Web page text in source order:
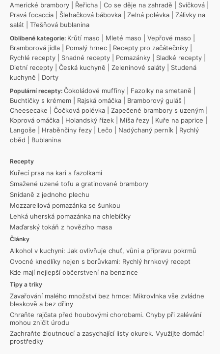
Americké brambory
Řeřicha Co se děje na zahradě Svíčková
Pravá focaccia
Šlehačková bábovka Zelná polévka
Zálivky na
salát
Třešňová bublanina
Oblíbené kategorie: Krůtí maso Mleté maso Vepřové maso
Bramborová jídla
Pomalý hrnec Recepty pro začátečníky
Rychlé recepty
Snadné recepty Pomazánky Sladké recepty
Dietní recepty
Česká kuchyně Zeleninové saláty
Studená
kuchyně
Dorty
Populární recepty: Čokoládové muffiny Fazolky na smetaně
Buchtičky s krémem
Rajská omáčka Bramborový guláš
Cheesecake
Čočková polévka Zapečené brambory s uzeným
Koprová omáčka
Holandský řízek Míša řezy Kuře na paprice
Langoše
Hraběnčiny řezy Lečo Nadýchaný perník
Rychlý
oběd
Bublanina
Recepty
Kuřecí prsa na kari s fazolkami
Smažené uzené tofu a gratinované brambory
Snídaně z jednoho plechu
Mozzarellová pomazánka se šunkou
Lehká uherská pomazánka na chlebíčky
Maďarský tokáň z hovězího masa
Články
Alkohol v kuchyni: Jak ovlivňuje chuť, vůni a přípravu pokrmů
Ovocné knedlíky nejen s borůvkami: Rychlý hrnkový recept
Kde mají nejlepší občerstvení na benzince
Tipy a triky
Zavařování malého množství bez hrnce: Mikrovlnka vše zvládne
bleskově a bez dřiny
Chraňte rajčata před houbovými chorobami. Chyby při zalévání
mohou zničit úrodu
Zachraňte žloutnoucí a zasychající listy okurek. Využijte domácí
prostředky